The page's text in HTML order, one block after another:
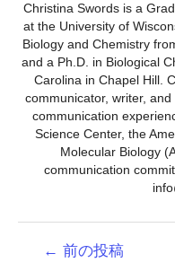
Christina Swords is a
at the University of
Biology and Chemistry
and a Ph.D. in Biological
Carolina in Chapel Hill.
communicator, writer,
communication
Science Center, the
Molecular Biology
communication
← 前の投稿